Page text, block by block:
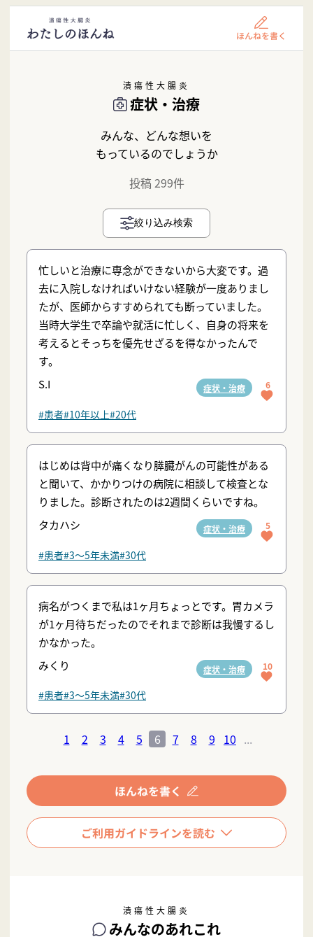
潰瘍性大腸炎
症状・治療
みんな、どんな想いを
もっているのでしょうか
投稿 299件
絞り込み検索
忙しいと治療に専念ができないから大変です。過
去に入院しなければいけない経験が一度ありまし
たが、医師からすすめられても断っていました。
当時大学生で卒論や就活に忙しく、自身の将来を
考えるとそっちを優先せざるを得なかったんで
す。
S.I
症状・治療 6
#患者#10年以上#20代
はじめは背中が痛くなり膵臓がんの可能性がある
と聞いて、かかりつけの病院に相談して検査とな
りました。診断されたのは2週間くらいですね。
タカハシ
症状・治療 5
#患者#3〜5年未満#30代
病名がつくまで私は1ヶ月ちょっとです。胃カメラ
が1ヶ月待ちだったのでそれまで診断は我慢するし
かなかった。
みくり
症状・治療 10
#患者#3〜5年未満#30代
1 2 3 4 5 6 7 8 9 10 ...
潰瘍性大腸炎
みんなのあれこれ